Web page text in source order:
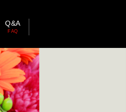
Q&A
FAQ